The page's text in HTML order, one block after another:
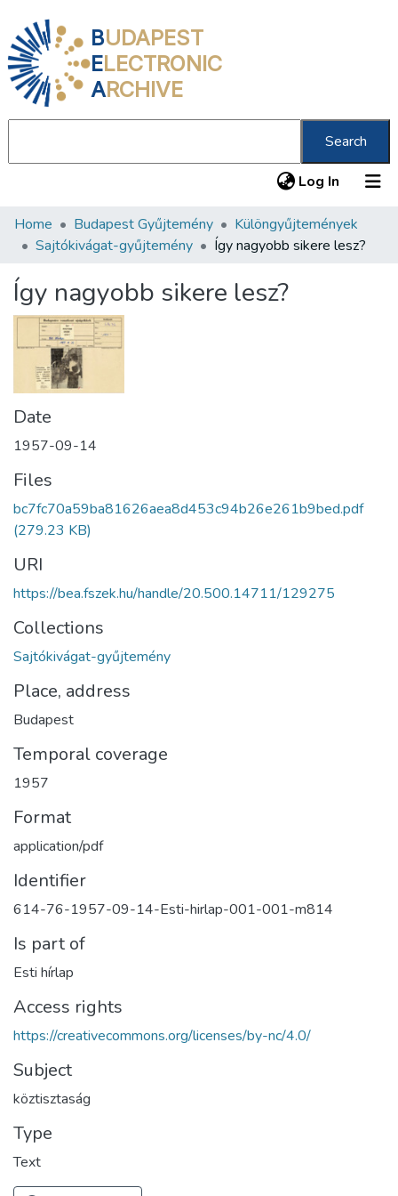
BUDAPEST
ELECTRONIC
ARCHIVE
Search
Log In (current)
Communities & Collections
Statistics
About us
Home Budapest Gyűjtemény
Különgyűjtemények
Sajtókivágat-gyűjtemény
Így nagyobb sikere lesz?
Így nagyobb sikere lesz?
Date
1957-09-14
Files
bc7fc70a59ba81626aea8d453c94b26e261b9bed.pdf
(279.23 KB)
URI
https://bea.fszek.hu/handle/20.500.14711/129275
Collections
Sajtókivágat-gyűjtemény
Place, address
Budapest
Temporal coverage
1957
Format
application/pdf
Identifier
614-76-1957-09-14-Esti-hirlap-001-001-m814
Is part of
Esti hírlap
Access rights
https://creativecommons.org/licenses/by-nc/4.0/
Subject
köztisztaság
Type
Text